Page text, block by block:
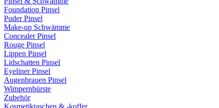
Foundation Pinsel
Puder Pinsel
Make-up Schwämme
Concealer Pinsel
Rouge Pinsel
Lippen Pinsel
Lidschatten Pinsel
Eyeliner Pinsel
Augenbrauen Pinsel
Wimpernbürste
Zubehör
Kosmetiktaschen & -koffer